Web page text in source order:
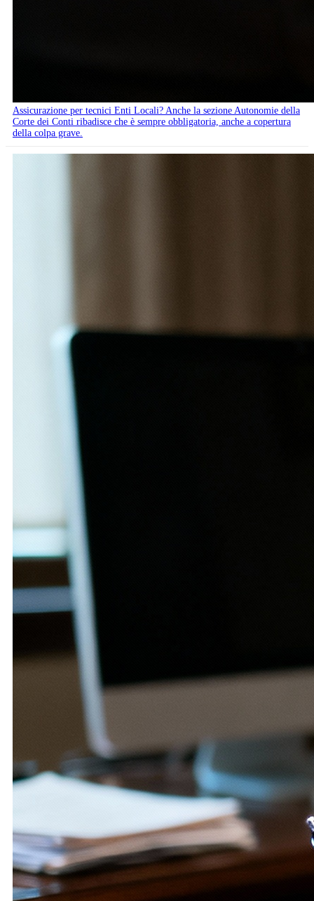
Assicurazione per tecnici Enti Locali? Anche la sezione Autonomie della
Corte dei Conti ribadisce che è sempre obbligatoria, anche a copertura
della colpa grave.